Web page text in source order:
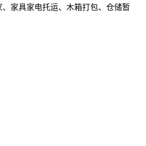
家具家电托运、木箱打包、仓储暂